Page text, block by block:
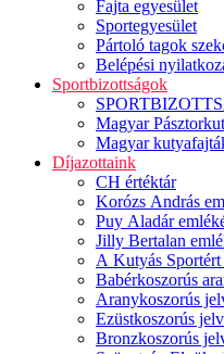
Fajta egyesület
Sportegyesület
Pártoló tagok
Belépési
Sportbizottságok
Magyar
Magyar
Díjazottaink
CH értéktár
Korózs András
Puy Aladár
Jilly Bertalan
A Kutyás Sportért
Babérkoszorús
Aranykoszorús
Ezüstkoszorús
Bronzkoszorús